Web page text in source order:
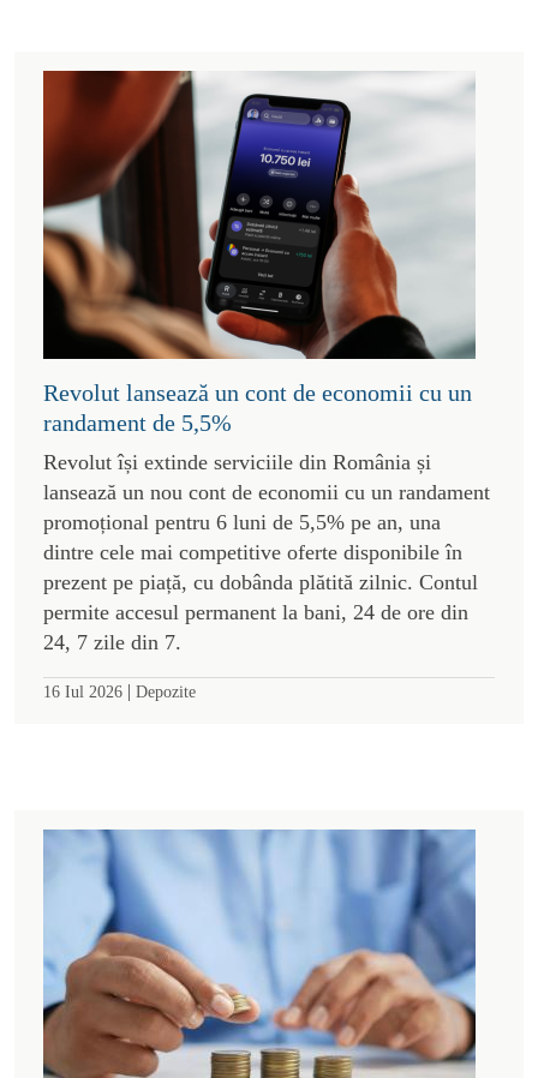
Revolut lansează un cont de economii cu un
randament de 5,5%
Revolut își extinde serviciile din România și
lansează un nou cont de economii cu un randament
promoțional pentru 6 luni de 5,5% pe an, una
dintre cele mai competitive oferte disponibile în
prezent pe piață, cu dobânda plătită zilnic. Contul
permite accesul permanent la bani, 24 de ore din
24, 7 zile din 7.
16 Iul 2026 | Depozite